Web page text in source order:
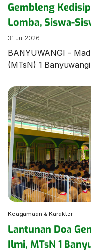
Gembleng
Lomba, Siswa-
Unjuk
31 Jul 2026
BANYUWANGI –
(MTsN) 1
Latihan Rutin
Utama MTsN 1
Kegiatan diawali
yang disampaikan
Pembimbing
Kesiswaan MTsN 1
Keagamaan & Karakter
Lantunan Doa
Ilmi, MTsN 1